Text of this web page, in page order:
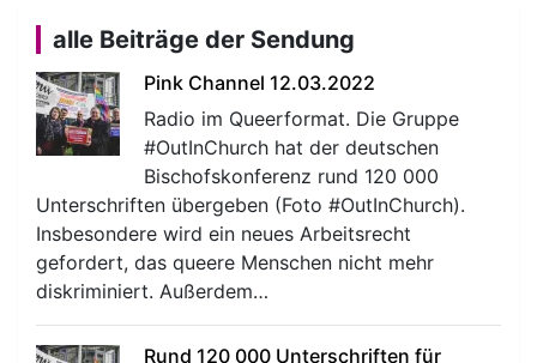
alle Beiträge der Sendung
Pink Channel 12.03.2022
Radio im Queerformat. Die Gruppe
#OutInChurch hat der deutschen
Bischofskonferenz rund 120 000
Unterschriften übergeben (Foto #OutInChurch).
Insbesondere wird ein neues Arbeitsrecht
gefordert, das queere Menschen nicht mehr
diskriminiert. Außerdem…
Rund 120 000 Unterschriften für